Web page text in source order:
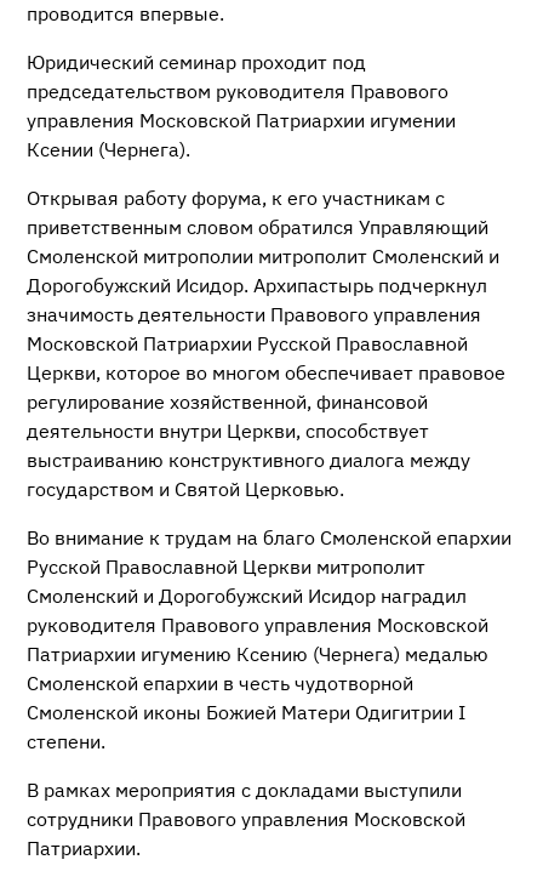
проводится впервые.
Юридический семинар проходит под
председательством руководителя Правового
управления Московской Патриархии игумении
Ксении (Чернега).
Открывая работу форума, к его участникам с
приветственным словом обратился Управляющий
Смоленской митрополии митрополит Смоленский и
Дорогобужский Исидор. Архипастырь подчеркнул
значимость деятельности Правового управления
Московской Патриархии Русской Православной
Церкви, которое во многом обеспечивает правовое
регулирование хозяйственной, финансовой
деятельности внутри Церкви, способствует
выстраиванию конструктивного диалога между
государством и Святой Церковью.
Во внимание к трудам на благо Смоленской епархии
Русской Православной Церкви митрополит
Смоленский и Дорогобужский Исидор наградил
руководителя Правового управления Московской
Патриархии игумению Ксению (Чернега) медалью
Смоленской епархии в честь чудотворной
Смоленской иконы Божией Матери Одигитрии I
степени.
В рамках мероприятия с докладами выступили
сотрудники Правового управления Московской
Патриархии.